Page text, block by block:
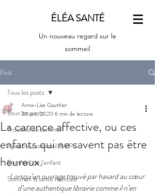
ÉLÉA SANTÉ
Un nouveau regard sur le
sommeil
Post
Tous les posts
Troubles du sommeil
Apnée du sommeil & PPC
Sommeil de l'enfant
Sommeil & santé mentale
Tous les posts
La carence affective, ou ces
enfants qui ne savent pas être
heureux.
Anne-Lise Gauthier
24 oct. 2020 6 min de lecture
Lorsqu’un ouvrage trouvé par hasard au cœur
d’une authentique librairie comme il n’en